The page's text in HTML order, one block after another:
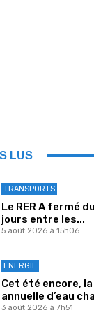
LUS
TRANSPORTS
Le RER A fermé
jours entre les...
5 août 2026 à 15h06
ENERGIE
Cet été encore,
annuelle d’eau
3 août 2026 à 7h51